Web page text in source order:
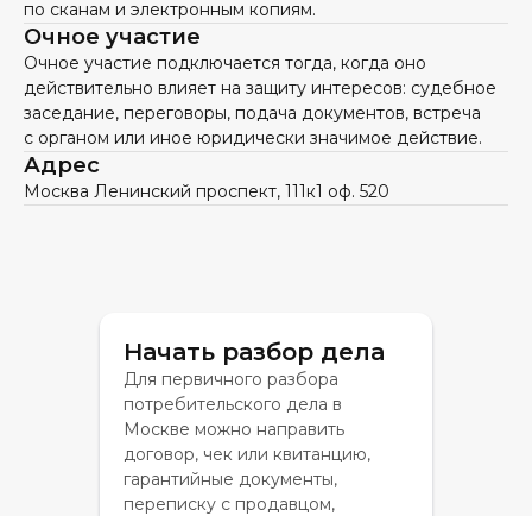
по сканам и электронным копиям.
Очное участие
Очное участие подключается тогда, когда оно
действительно влияет на защиту интересов: судебное
заседание, переговоры, подача документов, встреча
с органом или иное юридически значимое действие.
Адрес
Москва Ленинский проспект, 111к1 оф. 520
Начать разбор дела
Для первичного разбора
потребительского дела в
Москве можно направить
договор, чек или квитанцию,
гарантийные документы,
переписку с продавцом,